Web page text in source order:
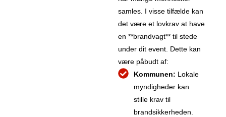
samles. I visse tilfælde kan
det være et lovkrav at have
en **brandvagt** til stede
under dit event. Dette kan
være påbudt af:
Kommunen: Lokale
myndigheder kan
stille krav til
brandsikkerheden.